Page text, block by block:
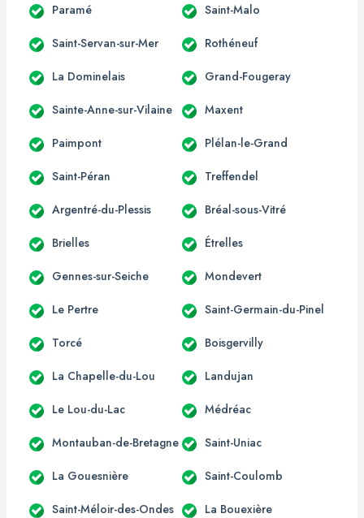
Paramé Saint-Malo
Saint-Servan-sur-Mer Rothéneuf
La Dominelais Grand-Fougeray
Sainte-Anne-sur-Vilaine Maxent
Paimpont Plélan-le-Grand
Saint-Péran Treffendel
Argentré-du-Plessis Bréal-sous-Vitré
Brielles Étrelles
Gennes-sur-Seiche Mondevert
Le Pertre Saint-Germain-du-Pinel
Torcé Boisgervilly
La Chapelle-du-Lou Landujan
Le Lou-du-Lac Médréac
Montauban-de-Bretagne Saint-Uniac
La Gouesnière Saint-Coulomb
Saint-Méloir-des-Ondes La Bouexière